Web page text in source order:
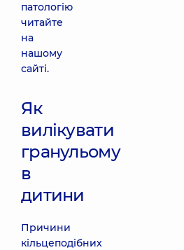
патологію
читайте
на
нашому
сайті.
Як
вилікувати
гранульому
в
дитини
Причини
кільцеподібних